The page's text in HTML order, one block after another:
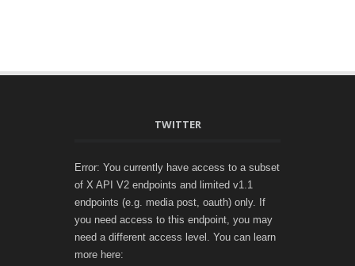
TWITTER
Error: You currently have access to a subset
of X API V2 endpoints and limited v1.1
endpoints (e.g. media post, oauth) only. If
you need access to this endpoint, you may
need a different access level. You can learn
more here: